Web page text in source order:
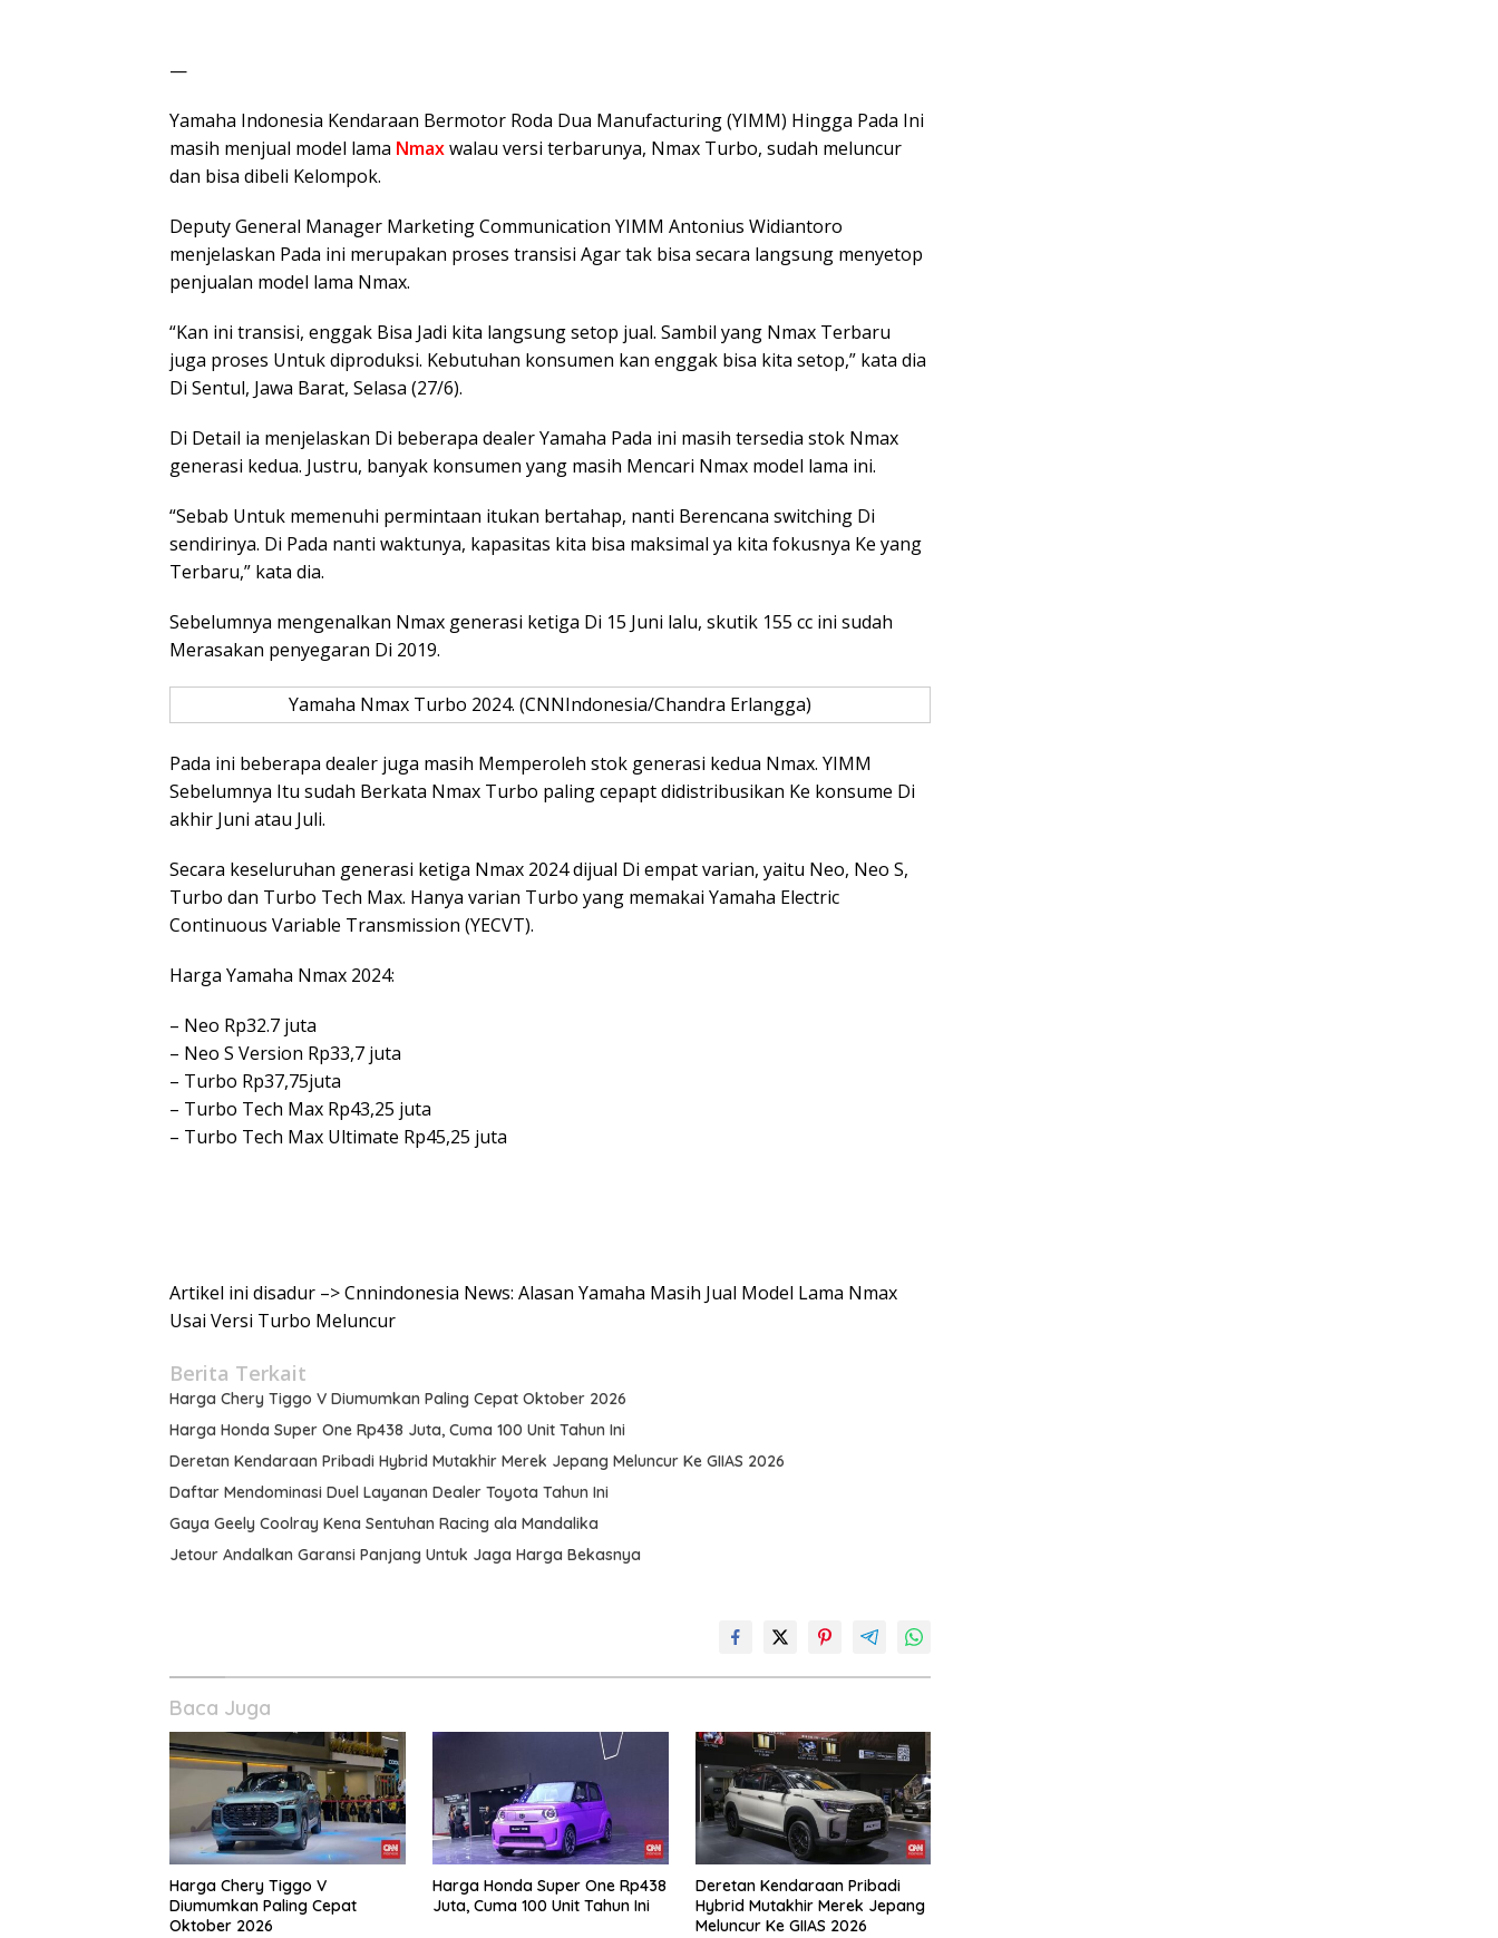
—
Yamaha Indonesia Kendaraan Bermotor Roda Dua Manufacturing (YIMM) Hingga Pada Ini
masih menjual model lama Nmaxwalau versi terbarunya, Nmax Turbo, sudah meluncur
dan bisa dibeli Kelompok.
Deputy General Manager Marketing Communication YIMM Antonius Widiantoro
menjelaskan Pada ini merupakan proses transisi Agar tak bisa secara langsung menyetop
penjualan model lama Nmax.
“Kan ini transisi, enggak Bisa Jadi kita langsung setop jual. Sambil yang Nmax Terbaru
juga proses Untuk diproduksi. Kebutuhan konsumen kan enggak bisa kita setop,” kata dia
Di Sentul, Jawa Barat, Selasa (27/6).
Di Detail ia menjelaskan Di beberapa dealer Yamaha Pada ini masih tersedia stok Nmax
generasi kedua. Justru, banyak konsumen yang masih Mencari Nmax model lama ini.
“Sebab Untuk memenuhi permintaan itukan bertahap, nanti Berencana switching Di
sendirinya. Di Pada nanti waktunya, kapasitas kita bisa maksimal ya kita fokusnya Ke yang
Terbaru,” kata dia.
Sebelumnya mengenalkan Nmax generasi ketiga Di 15 Juni lalu, skutik 155 cc ini sudah
Merasakan penyegaran Di 2019.
Yamaha Nmax Turbo 2024. (CNNIndonesia/Chandra Erlangga)
Pada ini beberapa dealer juga masih Memperoleh stok generasi kedua Nmax. YIMM
Sebelumnya Itu sudah Berkata Nmax Turbo paling cepapt didistribusikan Ke konsume Di
akhir Juni atau Juli.
Secara keseluruhan generasi ketiga Nmax 2024 dijual Di empat varian, yaitu Neo, Neo S,
Turbo dan Turbo Tech Max. Hanya varian Turbo yang memakai Yamaha Electric
Continuous Variable Transmission (YECVT).
Harga Yamaha Nmax 2024:
– Neo Rp32.7 juta
– Neo S Version Rp33,7 juta
– Turbo Rp37,75juta
– Turbo Tech Max Rp43,25 juta
– Turbo Tech Max Ultimate Rp45,25 juta
Artikel ini disadur –> Cnnindonesia News: Alasan Yamaha Masih Jual Model Lama Nmax
Usai Versi Turbo Meluncur
Berita Terkait
Harga Chery Tiggo V Diumumkan Paling Cepat Oktober 2026
Harga Honda Super One Rp438 Juta, Cuma 100 Unit Tahun Ini
Deretan Kendaraan Pribadi Hybrid Mutakhir Merek Jepang Meluncur Ke GIIAS 2026
Daftar Mendominasi Duel Layanan Dealer Toyota Tahun Ini
Gaya Geely Coolray Kena Sentuhan Racing ala Mandalika
Jetour Andalkan Garansi Panjang Untuk Jaga Harga Bekasnya
Baca Juga
Harga Chery Tiggo V
Diumumkan Paling Cepat
Oktober 2026
Harga Honda Super One Rp438
Juta, Cuma 100 Unit Tahun Ini
Deretan Kendaraan Pribadi
Hybrid Mutakhir Merek Jepang
Meluncur Ke GIIAS 2026